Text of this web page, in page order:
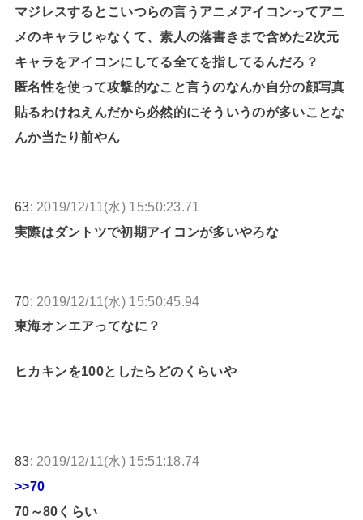
マジレスするとこいつらの言うアニメアイコンってアニ
メのキャラじゃなくて、素人の落書きまで含めた2次元
キャラをアイコンにしてる全てを指してるんだろ？
匿名性を使って攻撃的なこと言うのなんか自分の顔写真
貼るわけねえんだから必然的にそういうのが多いことな
んか当たり前やん
63: 2019/12/11(水) 15:50:23.71
実際はダントツで初期アイコンが多いやろな
70: 2019/12/11(水) 15:50:45.94
東海オンエアってなに？
ヒカキンを100としたらどのくらいや
83: 2019/12/11(水) 15:51:18.74
>>70
70～80くらい